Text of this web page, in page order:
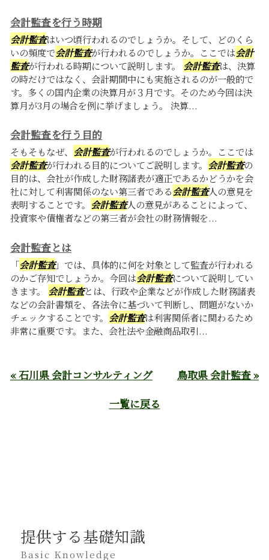
会計監査を行う時期
会計監査はいつ頃行われるのでしょうか。そして、どのくら
いの頻度で会計監査が行われるのでしょうか。ここでは会計
監査が行われる時期について説明します。 会計監査は、決算
の時だけではなく、会計期間中にも実施されるのが一般的で
す。多くの国内企業の決算月が３月です。そのため今回は決
算月が3月の場合を例に挙げましょう。 決算...
会計監査を行う目的
そもそもなぜ、 会計監査が行われるのでしょうか。ここでは
会計監査が行われる目的についてご説明します。 会計監査の
目的は、会社が作成した財務諸表が適正であるかどうかを会
社に対して利害関係のない第三者である会計監査人の意見を
表明することです。 会計監査人の意見があることによって、
投資家や債権者などの第三者が会社の財務情報を...
会計監査とは
「会計監査」では、具体的に何を対象として監査が行われる
のかご存知でしょうか。今回は会計監査について説明してい
きます。 会計監査とは、行政や企業などが作成した財務諸表
などの会計書類を、各法令に基づいて判断し、問題がないか
チェックすることです。 会計監査は利害関係者に関わるため
非常に重要です。また、会社法や金融商品取引...
« 石川県 会計コンサルティング
鳥取県 会計監査 »
一覧に戻る
提供する基礎知識
Basic Knowledge